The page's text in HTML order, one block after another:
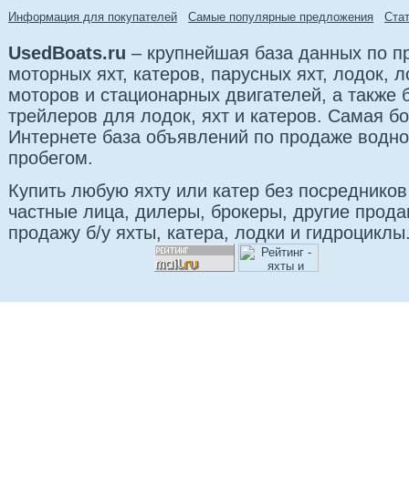
Информация для покупателей
Самые популярные предложения
UsedBoats.ru – крупнейшая база данных по
моторных яхт, катеров, парусных яхт, лодок,
моторов и стационарных двигателей, а также
трейлеров для лодок, яхт и катеров. Самая
Интернете база объявлений по продаже
пробегом.
Купить любую яхту или катер без
частные лица, дилеры, брокеры, другие
продажу б/у яхты, катера, лодки и